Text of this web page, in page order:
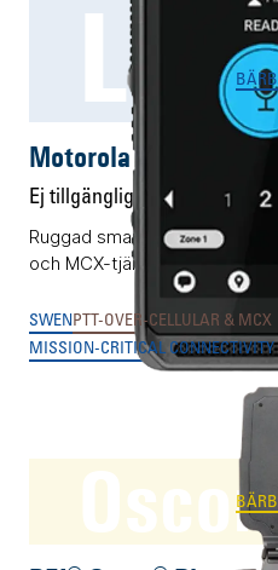
Motorola LEX L30
Ej tillgänglig
Ruggad smartphone för
och MCX-tjänster.
SWEN PTT-OVER-CELLULAR & MCX
MISSION-CRITICAL CONNECTIVITY